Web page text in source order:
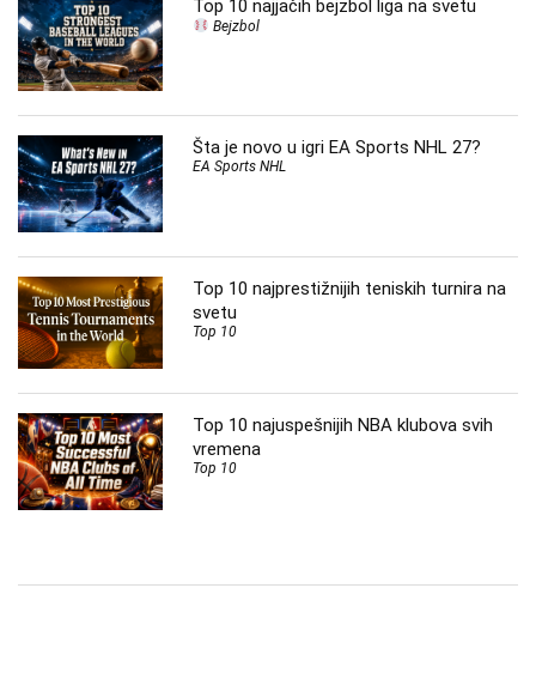
Top 10 najjačih bejzbol liga na svetu
Bejzbol
Šta je novo u igri EA Sports NHL 27?
EA Sports NHL
Top 10 najprestižnijih teniskih turnira na
svetu
Top 10
Top 10 najuspešnijih NBA klubova svih
vremena
Top 10